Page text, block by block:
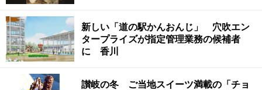
新しい「道の駅かんおんじ」 穴吹エン
タープライズが指定管理業務の候補者
に 香川
讃岐の冬 ご当地スイーツ満載の「チョ